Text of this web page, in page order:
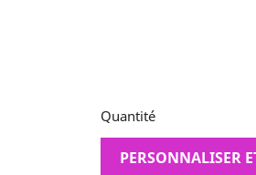
Quantité
PERSONNALISER